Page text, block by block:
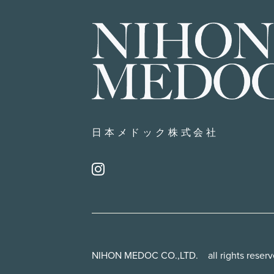
日本メドック株式会社
NIHON MEDOC CO.,LTD. all rights